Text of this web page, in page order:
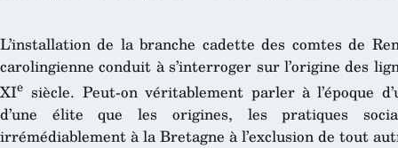
L’installation de la branche cadette des comtes de
carolingienne conduit à s’interroger sur l’origine des
XIe siècle. Peut-on véritablement parler à l’époque
d’une élite que les origines, les pratiques
irrémédiablement à la Bretagne à l’exclusion de tout